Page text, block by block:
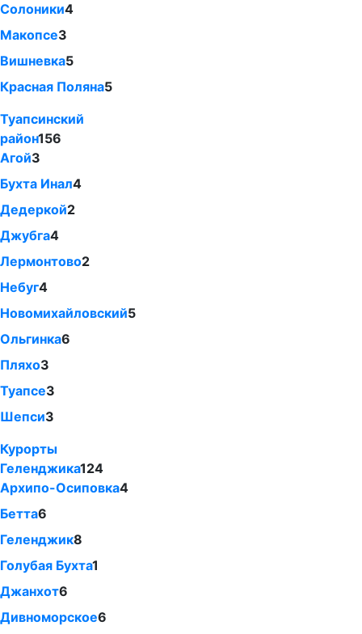
Солоники4
Макопсе3
Вишневка5
Красная Поляна5
Туапсинский
район156
Агой3
Бухта Инал4
Дедеркой2
Джубга4
Лермонтово2
Небуг4
Новомихайловский5
Ольгинка6
Пляхо3
Туапсе3
Шепси3
Курорты
Геленджика124
Архипо-Осиповка4
Бетта6
Геленджик8
Голубая Бухта1
Джанхот6
Дивноморское6